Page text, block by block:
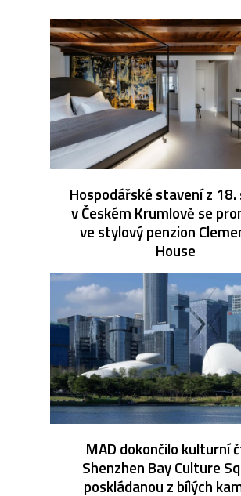
Hospodářské stavení z
v Českém Krumlově se
ve stylový penzion
House
MAD dokončilo kulturní
Shenzhen Bay Culture
poskládanou z bílých